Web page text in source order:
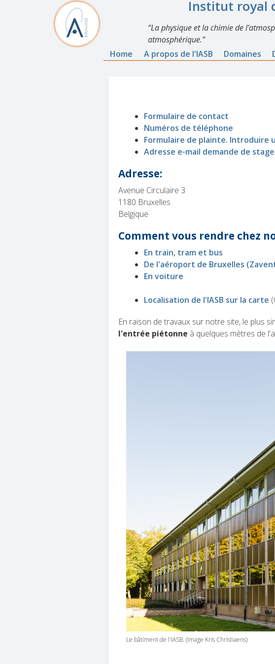
Institut royal
La physique et la chimie de
atmosphérique.
Home
A propos de l'IASB Domaines
Formulaire de contact
Numéros de téléphone
Formulaire de plainte. Introduire
Adresse e-mail demande de
Adresse:
Avenue Circulaire 3
1180 Bruxelles
Belgique
Comment vous rendre chez
En train, tram et bus
De l'aéroport de Bruxelles
En voiture
Localisation de l'IASB sur la carte
En raison de travaux sur notre site, le plus
l'entrée piétonne à quelques mètres de
Le bâtiment de l'IASB. (Image Kris Christiaens)